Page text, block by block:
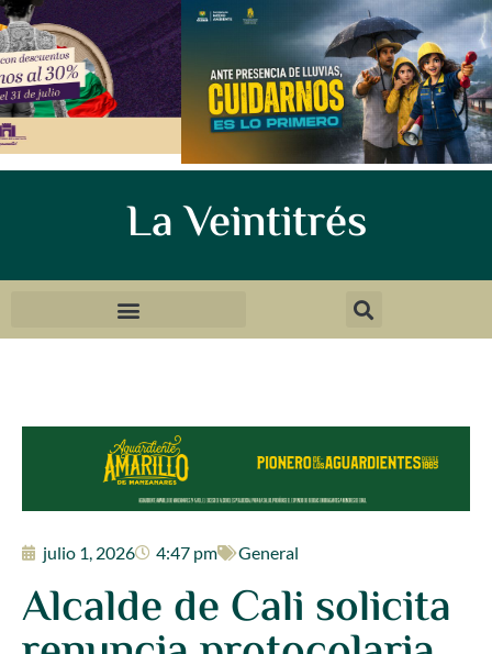
La Veintitrés
julio 1, 2026 4:47 pm General
Alcalde de Cali solicita